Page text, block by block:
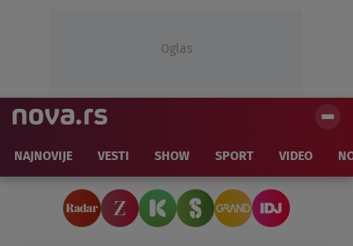
Oglas
NAJNOVIJE VESTI SHOW SPORT VIDEO